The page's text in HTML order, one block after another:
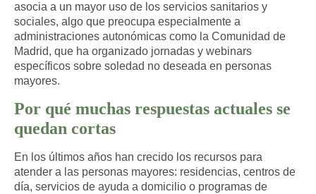
asocia a un mayor uso de los servicios sanitarios y
sociales, algo que preocupa especialmente a
administraciones autonómicas como la Comunidad de
Madrid, que ha organizado jornadas y webinars
específicos sobre soledad no deseada en personas
mayores.​
Por qué muchas respuestas actuales se
quedan cortas
En los últimos años han crecido los recursos para
atender a las personas mayores: residencias, centros de
día, servicios de ayuda a domicilio o programas de